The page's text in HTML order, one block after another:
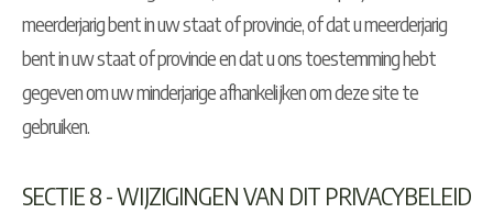
meerderjarig bent in uw staat of provincie, of dat u meerderjarig
bent in uw staat of provincie en dat u ons toestemming hebt
gegeven om uw minderjarige afhankelijken om deze site te
gebruiken.
SECTIE 8 - WIJZIGINGEN VAN DIT PRIVACYBELEID